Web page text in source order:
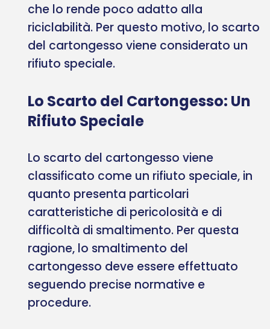
che lo rende poco adatto alla
riciclabilità. Per questo motivo, lo scarto
del cartongesso viene considerato un
rifiuto speciale.
Lo Scarto del Cartongesso: Un
Rifiuto Speciale
Lo scarto del cartongesso viene
classificato come un rifiuto speciale, in
quanto presenta particolari
caratteristiche di pericolosità e di
difficoltà di smaltimento. Per questa
ragione, lo smaltimento del
cartongesso deve essere effettuato
seguendo precise normative e
procedure.